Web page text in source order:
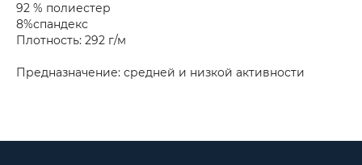
92 % полиестер
8%спандекс
Плотность: 292 г/м
Предназначение: средней и низкой активности